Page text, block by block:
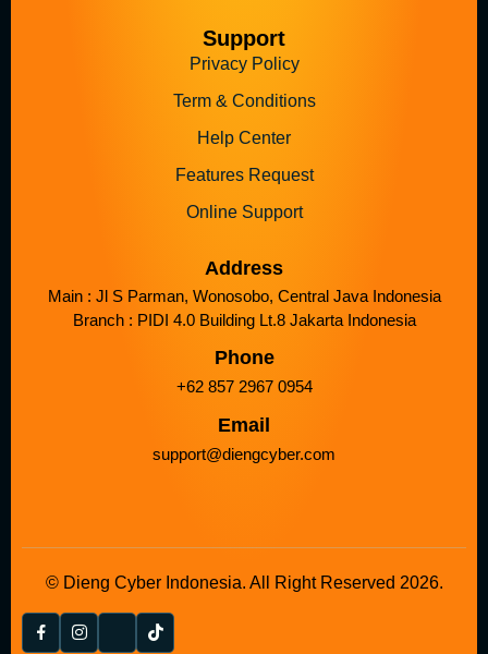
Support
Privacy Policy
Term & Conditions
Help Center
Features Request
Online Support
Address
Main : Jl S Parman, Wonosobo, Central Java Indonesia
Branch : PIDI 4.0 Building Lt.8 Jakarta Indonesia
Phone
+62 857 2967 0954
Email
support@diengcyber.com
© Dieng Cyber Indonesia. All Right Reserved 2026.